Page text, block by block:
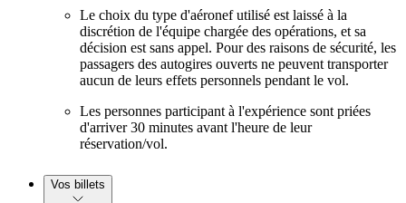
Le choix du type d'aéronef utilisé est laissé à la
discrétion de l'équipe chargée des opérations, et sa
décision est sans appel. Pour des raisons de sécurité, les
passagers des autogires ouverts ne peuvent transporter
aucun de leurs effets personnels pendant le vol.
Les personnes participant à l'expérience sont priées
d'arriver 30 minutes avant l'heure de leur
réservation/vol.
Vos billets